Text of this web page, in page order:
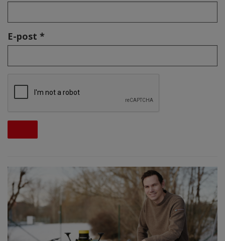
E-post *